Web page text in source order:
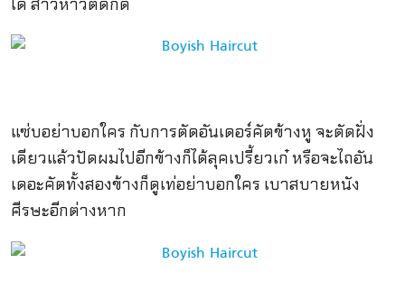
ได้ สาวห้าวตัดก็ดี
แซ่บอย่าบอกใคร กับการตัดอันเดอร์คัตข้างหู จะตัดฝั่ง
เดียวแล้วปัดผมไปอีกข้างก็ได้ลุคเปรี้ยวเก๋ หรือจะไถอัน
เดอะคัตทั้งสองข้างก็ดูเท่อย่าบอกใคร เบาสบายหนัง
ศีรษะอีกต่างหาก